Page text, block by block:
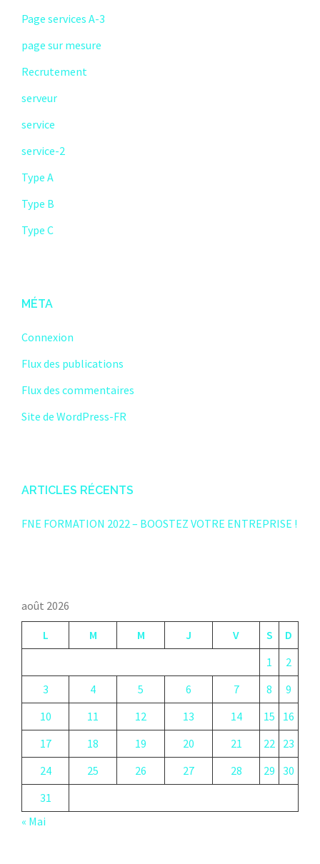
Page services A-3
page sur mesure
Recrutement
serveur
service
service-2
Type A
Type B
Type C
MÉTA
Connexion
Flux des publications
Flux des commentaires
Site de WordPress-FR
ARTICLES RÉCENTS
FNE FORMATION 2022 – BOOSTEZ VOTRE ENTREPRISE !
août 2026
L M M J V S
D
1
2
3
4 5 6 7 8
9
10
11 12 13 14 15
16
17
18 19 20 21 22 23
24
25 26 27 28 29 30
31
« Mai